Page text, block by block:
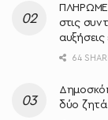
στις
64
δύο